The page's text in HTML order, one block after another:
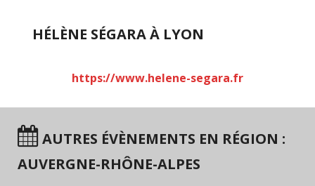
HÉLÈNE SÉGARA À LYON
https://www.helene-segara.fr
AUTRES ÉVÈNEMENTS EN RÉGION :
AUVERGNE-RHÔNE-ALPES